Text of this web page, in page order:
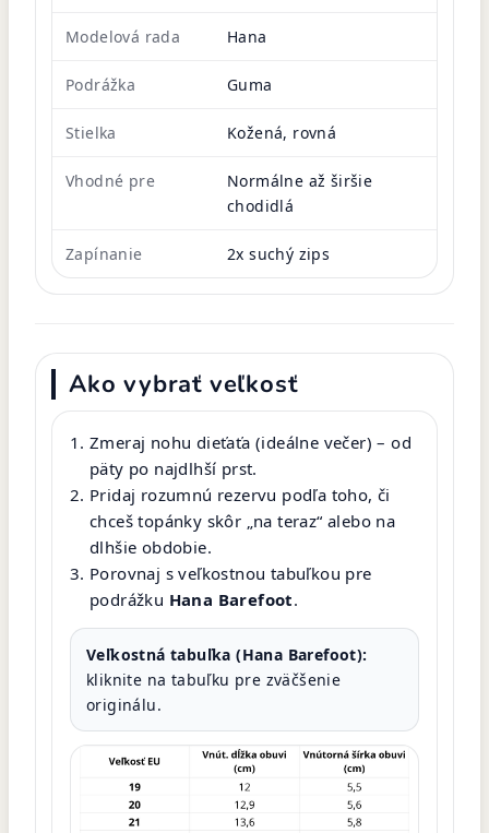
Modelová rada Hana
Podrážka Guma
Stielka Kožená, rovná
Vhodné pre
Normálne až širšie
chodidlá
Zapínanie 2x suchý zips
Ako vybrať veľkosť
Zmeraj nohu dieťaťa (ideálne večer) – od
päty po najdlhší prst.
Pridaj rozumnú rezervu podľa toho, či
chceš topánky skôr „na teraz“ alebo na
dlhšie obdobie.
Porovnaj s veľkostnou tabuľkou pre
podrážku Hana Barefoot.
Veľkostná tabuľka (Hana Barefoot):
kliknite na tabuľku pre zväčšenie
originálu.